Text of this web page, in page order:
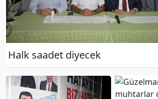
Halk saadet diyecek